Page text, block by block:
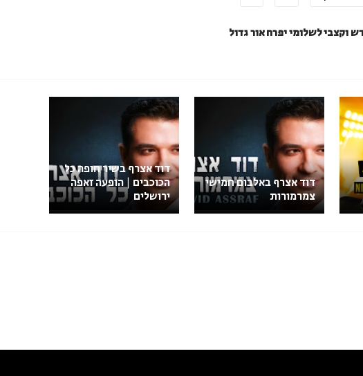
וקצבי לשלומי יפרח אור גדול
דוד אצרף באלבום חמישי
צמרמורות
דוד אצרף בשיר חופה כל
הכוכבים | הופעה זאפה
ירושלים